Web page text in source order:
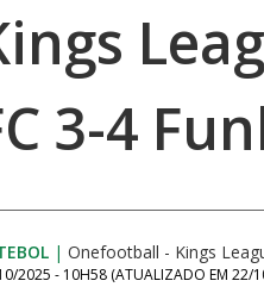
3-4
| Onefootball - Kings
2025 - 10H58 (ATUALIZADO EM 22/